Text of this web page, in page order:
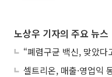
노상우 기자의 주요 뉴스